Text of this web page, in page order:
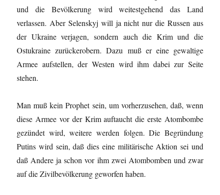
und die Bevölkerung wird weitestgehend das Land
verlassen. Aber Selenskyj will ja nicht nur die Russen aus
der Ukraine verjagen, sondern auch die Krim und die
Ostukraine zurückerobern. Dazu muß er eine gewaltige
Armee aufstellen, der Westen wird ihm dabei zur Seite
stehen.
Man muß kein Prophet sein, um vorherzusehen, daß, wenn
diese Armee vor der Krim auftaucht die erste Atombombe
gezündet wird, weitere werden folgen. Die Begründung
Putins wird sein, daß dies eine militärische Aktion sei und
daß Andere ja schon vor ihm zwei Atombomben und zwar
auf die Zivilbevölkerung geworfen haben.